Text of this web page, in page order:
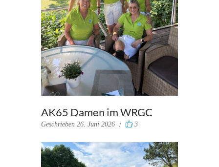
AK65 Damen im WRGC
Geschrieben 26. Juni 2026 3